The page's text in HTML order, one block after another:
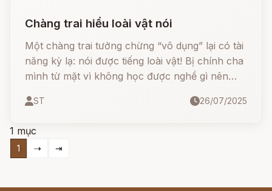
Chàng trai hiểu loài vật nói
Một chàng trai tưởng chừng “vô dụng” lại có tài
năng kỳ lạ: nói được tiếng loài vật! Bị chính cha
mình từ mặt vì không học được nghề gì nên
dần phát hiện ra khả năng phi thường của
ST 26/07/2025
1 mục
1 ⇢ ⇥